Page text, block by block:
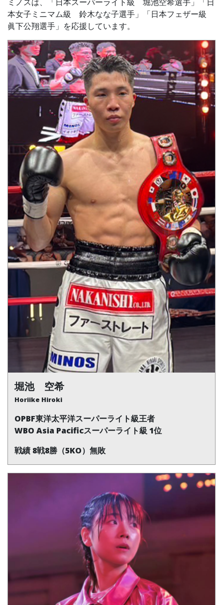
ミノスは、「日本スーパーライト級 堀池空希選手」「日
本女子ミニマム級 鈴木なな子選手」「日本フェザー級
眞下公翔選手」を応援しています。
堀池 空希
Horiike Hiroki
OPBF東洋太平洋スーパーライト級王者
WBO Asia Pacificスーパーライト級 1位
戦績 8戦8勝（5KO）無敗